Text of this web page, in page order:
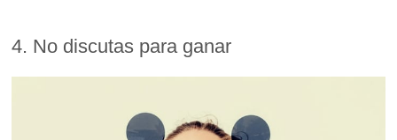
4. No discutas para ganar